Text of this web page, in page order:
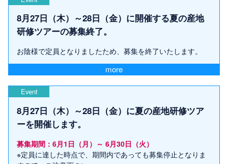
8月27日（木）～28日（金）に開催する夏の産地
研修ツアーの募集終了。
お陰様で定員となりましたため、募集を終了いたします。
more
Event
8月27日（木）～28日（金）に夏の産地研修ツア
ーを開催します。
募集期間：6月1日（月）～ 6月30日（火）
※定員に達した時点で、期間内であっても募集停止となりま